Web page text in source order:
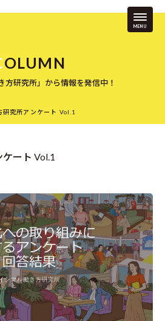
MENU
方研究所」から情報を発信中！
究所アンケート Vol.1
ート Vol.1